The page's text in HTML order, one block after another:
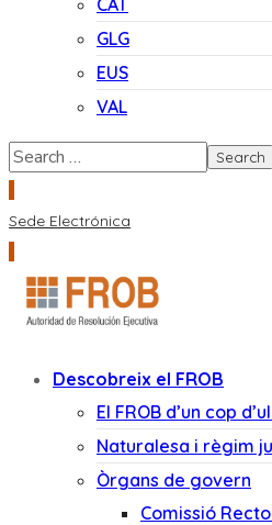
CAT
GLG
EUS
VAL
Sede Electrónica
Descobreix el FROB
El FROB d’un cop
Naturalesa i règim
Òrgans de govern
Comissió